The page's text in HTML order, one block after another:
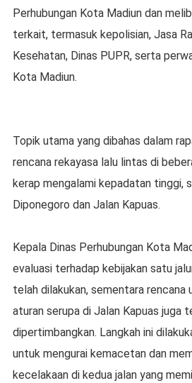
Perhubungan Kota Madiun dan
terkait, termasuk kepolisian, Jasa
Kesehatan, Dinas PUPR, serta
Kota Madiun.
Topik utama yang dibahas dalam
rencana rekayasa lalu lintas di
kerap mengalami kepadatan tinggi,
Diponegoro dan Jalan Kapuas.
Kepala Dinas Perhubungan Kota
evaluasi terhadap kebijakan satu
telah dilakukan, sementara rencana
aturan serupa di Jalan Kapuas juga
dipertimbangkan. Langkah ini
untuk mengurai kemacetan dan
kecelakaan di kedua jalan yang